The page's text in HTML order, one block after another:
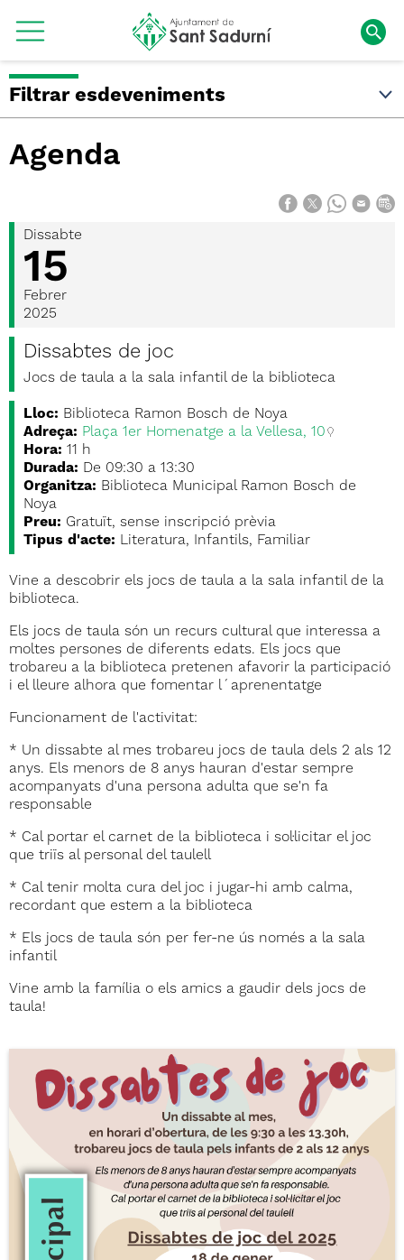
Filtrar esdeveniments
Agenda
Dissabte
15
Febrer
2025
Dissabtes de joc
Jocs de taula a la sala infantil de la biblioteca
Lloc: Biblioteca Ramon Bosch de Noya
Adreça: Plaça 1er Homenatge a la Vellesa, 10
Hora: 11 h
Durada: De 09:30 a 13:30
Organitza: Biblioteca Municipal Ramon Bosch de
Noya
Preu: Gratuït, sense inscripció prèvia
Tipus d'acte: Literatura, Infantils, Familiar
Vine a descobrir els jocs de taula a la sala infantil de la
biblioteca.
Els jocs de taula són un recurs cultural que interessa a
moltes persones de diferents edats. Els jocs que
trobareu a la biblioteca pretenen afavorir la participació
i el lleure alhora que fomentar l´aprenentatge
Funcionament de l'activitat:
* Un dissabte al mes trobareu jocs de taula dels 2 als 12
anys. Els menors de 8 anys hauran d'estar sempre
acompanyats d'una persona adulta que se'n fa
responsable
* Cal portar el carnet de la biblioteca i sol·licitar el joc
que triïs al personal del taulell
* Cal tenir molta cura del joc i jugar-hi amb calma,
recordant que estem a la biblioteca
* Els jocs de taula són per fer-ne ús només a la sala
infantil
Vine amb la família o els amics a gaudir dels jocs de
taula!